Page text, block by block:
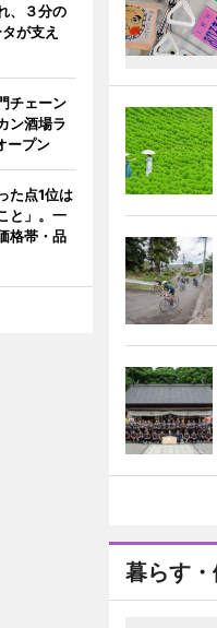
暮らす・
、３分の
が支え
チェーン
ン酒場ラ
ープン
た点1位は
と」。一
格帯・品